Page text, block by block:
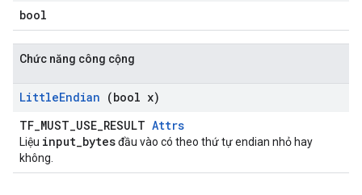
bool
Chức năng công cộng
LittleEndian (bool x)
TF_MUST_USE_RESULT Attrs
Liệu input_bytesđầu vào có theo thứ tự endian nhỏ hay
không.